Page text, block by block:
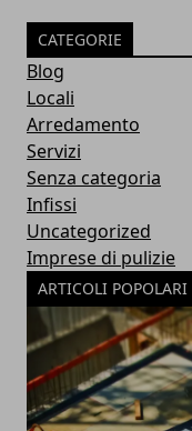
CATEGORIE
Blog
Locali
Arredamento
Servizi
Senza categoria
Infissi
Uncategorized
Imprese di pulizie
ARTICOLI POPOLARI